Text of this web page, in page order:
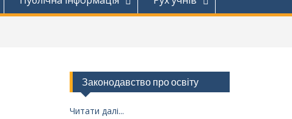
Законодавство про освіту
Читати далі...